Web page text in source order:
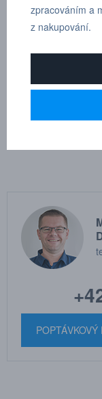
Min tlak roztržení ve
Připojitelnost:
obsluhy
Odpojení pod
zpracováním a
z nakupování.